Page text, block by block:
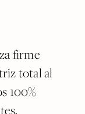
firme
total al
100%